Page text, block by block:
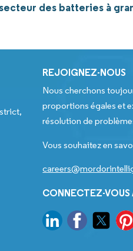
des batteries à
REJOIGNEZ-NOUS
Nous cherchons
proportions égales et
résolution de
Vous souhaitez en
CONNECTEZ-VOUS